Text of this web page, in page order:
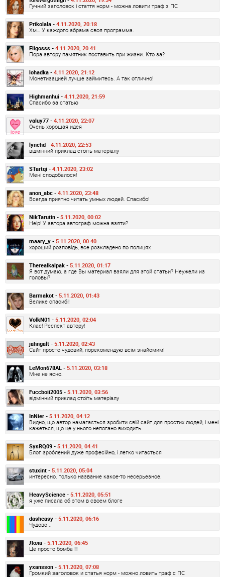
Гучний заголовок і стаття норм - можна ловити траф з ПС
Prikolala - 4.11.2020, 20:18
Хм… У каждого абрама своя программа.
Eligosss - 4.11.2020, 20:41
Пора автору памятник поставить при жизни. Кто за?
lohadka - 4.11.2020, 21:12
Монетизацией лучше займитесь. А так отлично!
Highmanhui - 4.11.2020, 21:59
Спасибо за статью
valuy77 - 4.11.2020, 22:07
Очень хорошая идея
lynchd - 4.11.2020, 22:53
відмінний приклад стоїть матеріалу
STartqi - 4.11.2020, 23:02
Мені сподобалося!
anon_abc - 4.11.2020, 23:48
Всегда приятно читать умных людей. Спасибо!
NikTarutin - 5.11.2020, 00:02
Help! У автора автограф можна взяти?
maary_y - 5.11.2020, 00:40
хороший розповідь, все розкладено по полицях
Therealkalpak - 5.11.2020, 01:17
Я вот думаю, а где Вы материал взяли для этой статьи? Неужели из
головы?
Barmakot - 5.11.2020, 01:43
Велике спасибі!
VolkN01 - 5.11.2020, 02:04
Клас! Респект автору!
jahngalt - 5.11.2020, 02:43
Сайт просто чудовий, порекомендую всім знайомим!
LeMon678AL - 5.11.2020, 03:18
Мне не ясно.
Fuccboii2005 - 5.11.2020, 03:56
відмінний приклад стоїть матеріалу
InNier - 5.11.2020, 04:12
Видно, що автор намагається зробити свій сайт для простих людей, і мені
кажеться, що це у нього непогано виходить.
SysRQ09 - 5.11.2020, 04:41
Блог зроблений дуже професійно, і легко читається
stuxint - 5.11.2020, 05:04
интересно. только название какое-то несерьезное.
HeavyScience - 5.11.2020, 05:51
я уже писала об этом в своем блоге
dasheasy - 5.11.2020, 06:16
Чудово ..
Лола - 5.11.2020, 06:45
Це просто бомба !!!
yxansson - 5.11.2020, 07:08
Громкий заголовок и статья норм - можно ловить траф с ПС